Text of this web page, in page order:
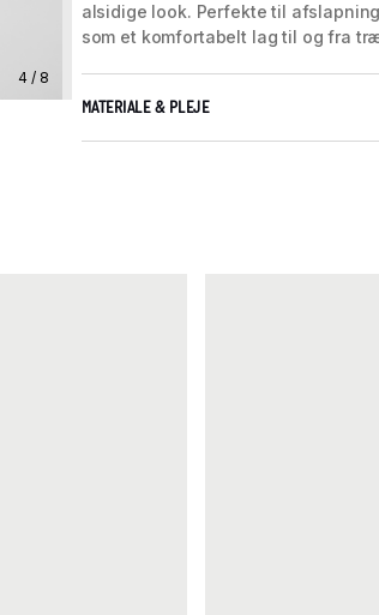
4 / 8
alsidige look. Perfekte til
som et komfortabelt lag til og fra
MATERIALE & PLEJE